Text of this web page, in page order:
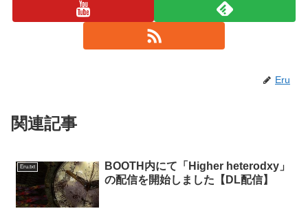
Eru
関連記事
Eru.txt
BOOTH内にて「Higher heterodxy」
の配信を開始しました【DL配信】